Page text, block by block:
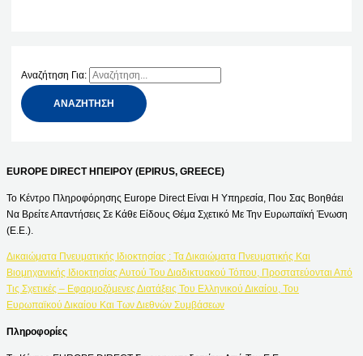
Αναζήτηση Για:
EUROPE DIRECT ΗΠΕΙΡΟΥ (EPIRUS, GREECE)
Το Κέντρο Πληροφόρησης Europe Direct Είναι Η Υπηρεσία, Που Σας Βοηθάει
Να Βρείτε Απαντήσεις Σε Κάθε Είδους Θέμα Σχετικό Με Την Ευρωπαϊκή Ένωση
(Ε.Ε.).
Δικαιώματα Πνευματικής Ιδιοκτησίας : Τα Δικαιώματα Πνευματικής Και
Βιομηχανικής Ιδιοκτησίας Αυτού Του Διαδικτυακού Τόπου, Προστατεύονται Από
Τις Σχετικές – Εφαρμοζόμενες Διατάξεις Του Ελληνικού Δικαίου, Του
Ευρωπαϊκού Δικαίου Και Των Διεθνών Συμβάσεων
Πληροφορίες